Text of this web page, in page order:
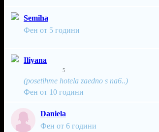
Semiha
Фен от 5 години
Iliyana
5
(posetihme hotela zaedno s na6..)
Фен от 10 години
Daniela
Фен от 6 години